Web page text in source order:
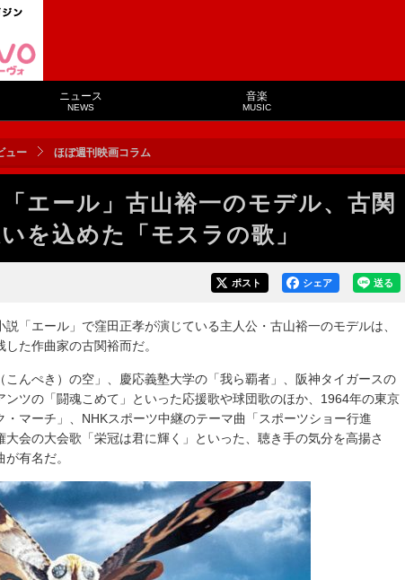
ニュース
NEWS
音楽
MUSIC
ュー ほぼ週刊映画コラム
「エール」古山裕一のモデル、古関
を込めた「モスラの歌」
送る
シェア
ポスト
「エール」で窪田正孝が演じている主人公・古山裕一のモデルは、
た作曲家の古関裕而だ。
んぺき）の空」、慶応義塾大学の「我ら覇者」、阪神タイガースの
ンツの「闘魂こめて」といった応援歌や球団歌のほか、1964年の東京
・マーチ」、NHKスポーツ中継のテーマ曲「スポーツショー行進
会の大会歌「栄冠は君に輝く」といった、聴き手の気分を高揚さ
有名だ。